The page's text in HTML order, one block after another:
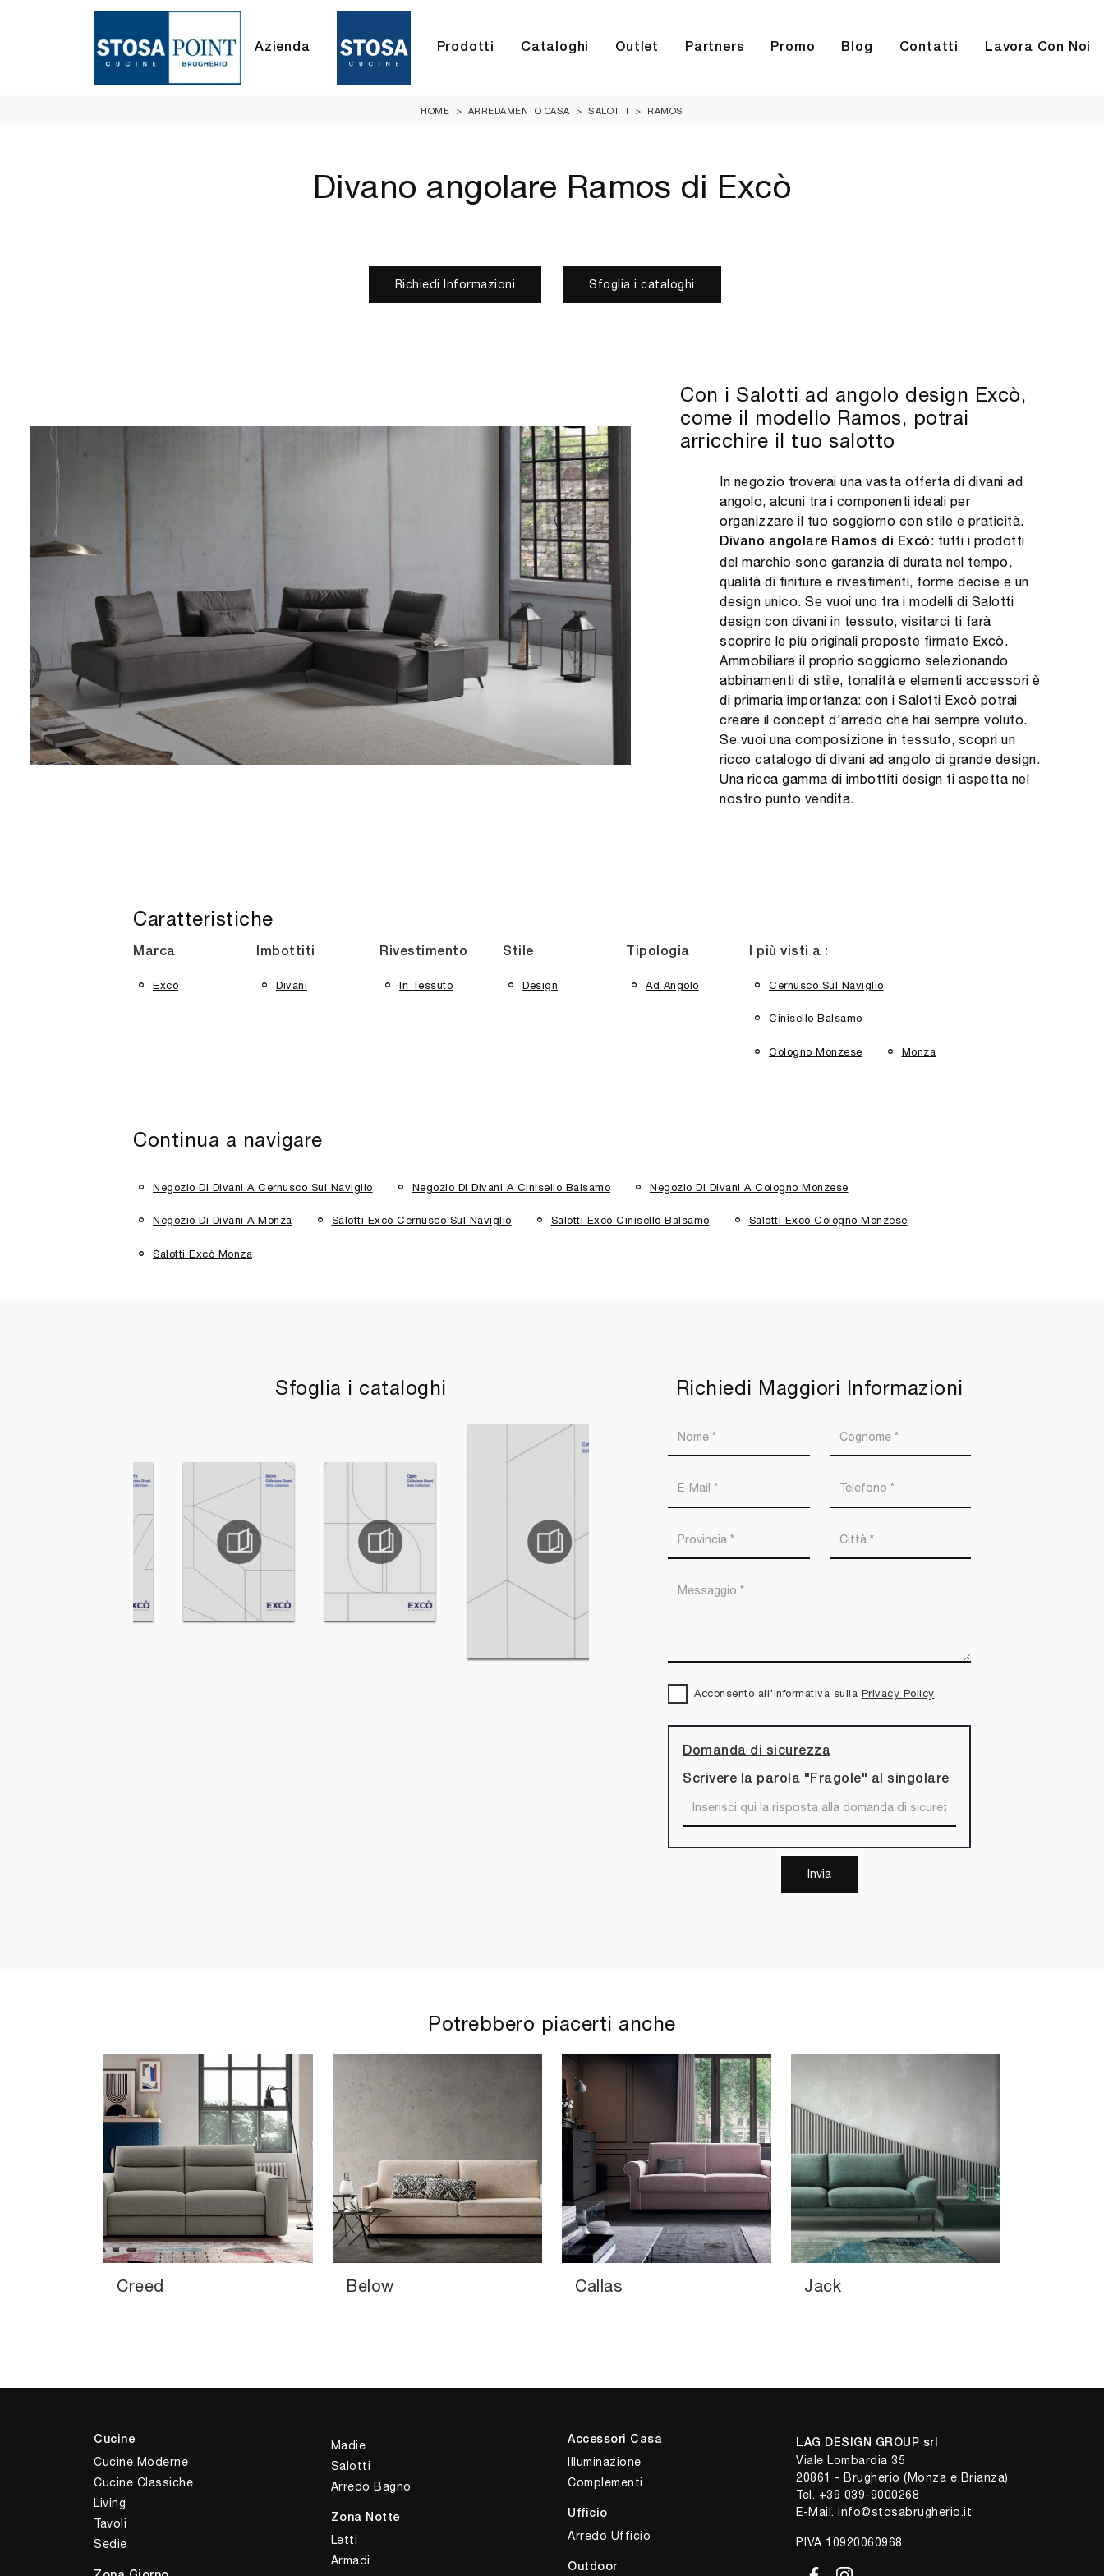
Azienda Prodotti Cataloghi Outlet Partners Promo Blog Contatti Lavora Con Noi
HOME > ARREDAMENTO CASA > SALOTTI > RAMOS
Divano angolare Ramos di Excò
Richiedi Informazioni Sfoglia i cataloghi
Con i Salotti ad angolo design Excò,
come il modello Ramos, potrai
arricchire il tuo salotto
In negozio troverai una vasta offerta di divani ad
angolo, alcuni tra i componenti ideali per
organizzare il tuo soggiorno con stile e praticità.
Divano angolare Ramos di Excò : tutti i prodotti
del marchio sono garanzia di durata nel tempo,
qualità di finiture e rivestimenti, forme decise e un
design unico. Se vuoi uno tra i modelli di Salotti
design con divani in tessuto, visitarci ti farà
scoprire le più originali proposte firmate Excò.
Ammobiliare il proprio soggiorno selezionando
abbinamenti di stile, tonalità e elementi accessori è
di primaria importanza: con i Salotti Excò potrai
creare il concept d'arredo che hai sempre voluto.
Se vuoi una composizione in tessuto, scopri un
ricco catalogo di divani ad angolo di grande design.
Una ricca gamma di imbottiti design ti aspetta nel
nostro punto vendita.
Caratteristiche
Marca
Excò
Imbottiti
Divani
Rivestimento
In Tessuto
Stile
Design
Tipologia
Ad Angolo
I più visti a :
Cernusco Sul Naviglio
Cinisello Balsamo
Cologno Monzese Monza
Continua a navigare
Negozio Di Divani A Cernusco Sul Naviglio Negozio Di Divani A Cinisello Balsamo Negozio Di Divani A Cologno Monzese
Negozio Di Divani A Monza Salotti Excò Cernusco Sul Naviglio Salotti Excò Cinisello Balsamo Salotti Excò Cologno Monzese
Salotti Excò Monza
Sfoglia i cataloghi Richiedi Maggiori Informazioni
Acconsento all'informativa sulla Privacy Policy
Domanda di sicurezza
Scrivere la parola "Fragole" al singolare
Invia
Potrebbero piacerti anche
Creed Below Callas Jack
Cucine
Cucine Moderne
Cucine Classiche
Living
Tavoli
Sedie
Madie
Salotti
Arredo Bagno
Zona Notte
Letti
Armadi
Accessori Casa
Illuminazione
Complementi
Ufficio
Arredo Ufficio
Outdoor
LAG DESIGN GROUP srl
Viale Lombardia 35
20861 - Brugherio (Monza e Brianza)
Tel. +39 039-9000268
E-Mail. info@stosabrugherio.it
P.IVA 10920060968